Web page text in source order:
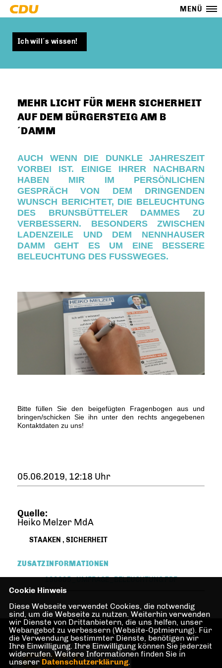
MENÜ
Ich will´s wissen!
MEHR LICHT FÜR MEHR SICHERHEIT
AUF DEM BÜRGERSTEIG AM B
´DAMM
AUCH WENN DIE DUNKLE JAHRESZEIT
VORBEI IST. EINIGE IHRER NACHBARN
HABEN MIR IM PERSÖNLICHEN
GESPRÄCH VON DEM DRINGENDEN
WUNSCH BERICHTET, DIE BELEUCHTUNG
DES BRUNSBÜTTELER DAMMES ZU
VERBESSERN. BESONDERS ZWISCHEN
LADENZEILE UND DEM NENNHAUSER
DAMM GEHT ES UM EINE BESSERE
BELEUCHTUNG DES FUSSWEGES.
Bitte füllen Sie den beigefügten Fragenbogen aus und
bringen/schicken Sie ihn unter den rechts angegebenen
Kontaktdaten zu uns!
05.06.2019, 12:18 Uhr
Quelle:
Heiko Melzer MdA
STAAKEN , SICHERHEIT
ZUSATZINFORMATIONEN
190605_UMFRAGE_BELEUCHTUNG.PDF
Cookie Hinweis
Diese Webseite verwendet Cookies, die notwendig
sind, um die Webseite zu nutzen. Weiterhin verwenden
wir Dienste von Drittanbietern, die uns helfen, unser
Webangebot zu verbessern (Website-Optmierung). Für
die Verwendung bestimmter Dienste, benötigen wir
Ihre Einwilligung. Ihre Einwilligung können Sie jederzeit
widerrufen. Weitere Informationen finden Sie in
unserer Datenschutzerklärung.